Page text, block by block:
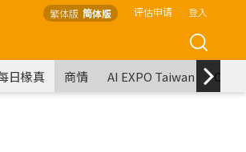
繁体版 简体版 评估申请 登入
日椽真 商情 AI EXPO Taiwan